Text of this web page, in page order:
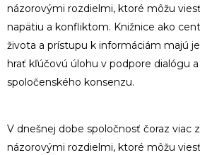
názorovými rozdielmi, ktoré môžu
napätiu a konfliktom. Knižnice ako
života a prístupu k informáciám majú
hrať kľúčovú úlohu v podpore dialógu
spoločenského konsenzu.
V dnešnej dobe spoločnosť čoraz viac
názorovými rozdielmi, ktoré môžu